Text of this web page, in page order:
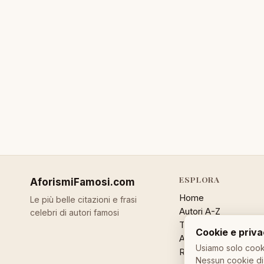
AforismiFamosi.com
Le più belle citazioni e frasi
celebri di autori famosi
ESPLORA
Home
Autori A-Z
Temi
Aforisma a caso
Ricerca
Cookie e
Usiamo solo
Nessun cookie